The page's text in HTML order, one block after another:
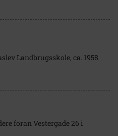
Landbrugsskole, ca. 1958
foran Vestergade 26 i